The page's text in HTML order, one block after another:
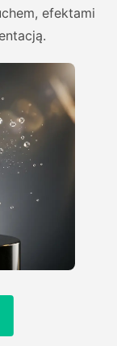
efektami